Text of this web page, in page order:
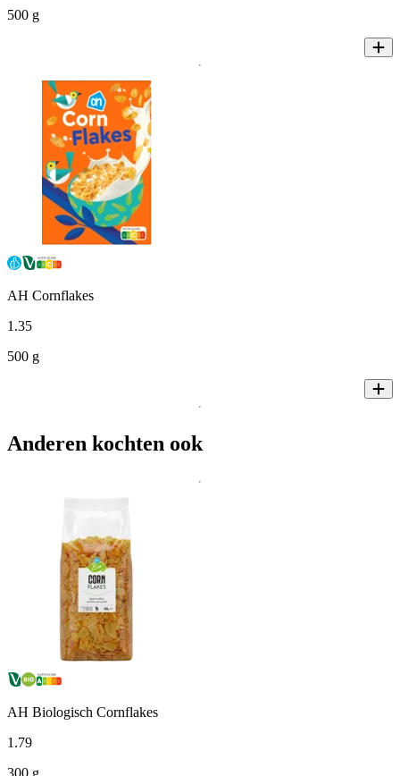
500 g
AH Cornflakes
1 .35
500 g
Anderen kochten ook
AH Biologisch Cornflakes
1 .79